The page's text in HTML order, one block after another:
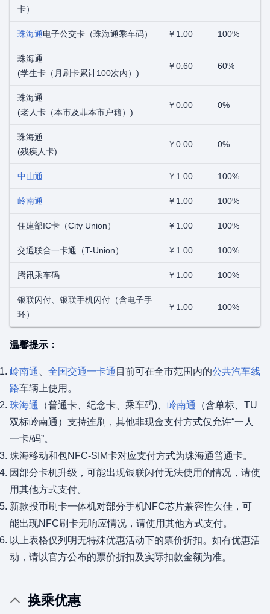
卡）
珠海通电子公交卡（珠海通乘车码） ￥1.00 100%
珠海通
(学生卡（月刷卡累计100次内）)
￥0.60 60%
珠海通
(老人卡（本市及非本市户籍）)
￥0.00 0%
珠海通
(残疾人卡)
￥0.00 0%
中山通 ￥1.00 100%
岭南通 ￥1.00 100%
住建部IC卡（City Union） ￥1.00 100%
交通联合一卡通（T-Union） ￥1.00 100%
腾讯乘车码 ￥1.00 100%
银联闪付、银联手机闪付（含电子手
环）
￥1.00 100%
温馨提示：
岭南通 全国交通一卡通 目前可在全市范围内的公共汽车线
路车辆上使用。
珠海通
（普通卡、纪念卡、乘车码)、 岭南通
（含单标、TU
双标岭南通）支持连刷，其他非现金支付方式仅允许“一人
一卡/码”。
珠海移动和包NFC-SIM卡对应支付方式为珠海通普通卡。
因部分卡机升级，可能出现银联闪付无法使用的情况，请使
用其他方式支付。
新款投币刷卡一体机对部分手机NFC芯片兼容性欠佳，可
能出现NFC刷卡无响应情况，请使用其他方式支付。
以上表格仅列明无特殊优惠活动下的票价折扣。如有优惠活
动，请以官方公布的票价折扣及实际扣款金额为准。
换乘优惠